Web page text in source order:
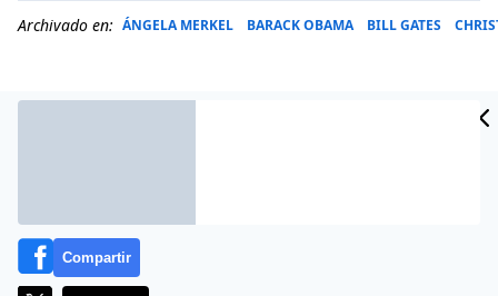
Archivado en: ÁNGELA MERKEL BARACK OBAMA BILL GATES
Compartir